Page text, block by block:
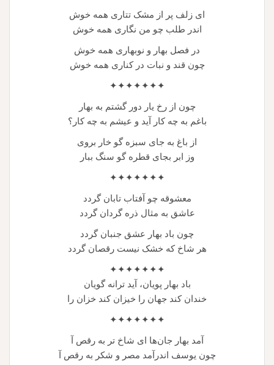
ای زلف پر از مشک تتاری همه خوش
اندر طلب چو من نگاری همه خوش
در فصل بهار و نوبهاری همه خوش
چون قند و نبات در کناری همه خوش
✦✦✦✦✦✦✦
چون از رخ یار دور گشتم به بهار
باغم به چه کار آید و عیشم به چه کار؟
از باغ به جای سبزه گو خار بروی
وز ابر بجای قطره گو سنگ ببار
✦✦✦✦✦✦✦
معشوقه چو آفتاب تابان گردد
عاشق به مثال ذره گردان گردد
چون باد بهار عشق جنبان گردد
هر شاخ که خشک نیست رقصان گردد
✦✦✦✦✦✦✦
باد بهار پویان، آید ترانه گویان
خندان کند جهان را خیزان کند خزان را
✦✦✦✦✦✦✦
آمد بهار جان‌ها ای شاخ تر به رقص آ
چون یوسف اندرآمد مصر و شکر به رقص آ